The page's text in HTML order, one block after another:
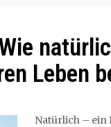
Leben
Natürlich – ein